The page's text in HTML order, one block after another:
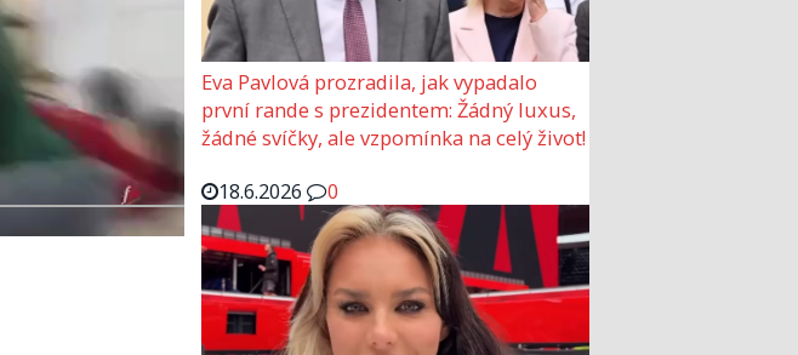
Eva Pavlová prozradila, jak vypadalo
první rande s prezidentem: Žádný luxus,
žádné svíčky, ale vzpomínka na celý život!
18.6.2026
0